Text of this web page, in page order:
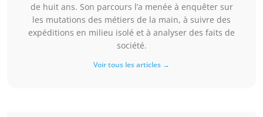
de huit ans. Son parcours l’a menée à enquêter sur
les mutations des métiers de la main, à suivre des
expéditions en milieu isolé et à analyser des faits de
société.
Voir tous les articles →